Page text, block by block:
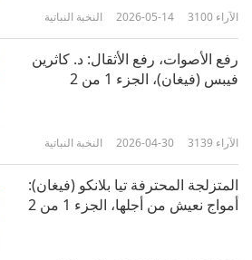
النخبة النباتية 2026-05-14 3100 الآراء
رفع الأصوات، رفع الأثقال: د. كاثرين
فيبس (فيغان)، الجزء 1 من 2
النخبة النباتية 2026-04-30 3139 الآراء
المتزلجة المحترفة تيا بلانكو (فيغان):
أمواج نعيش من أجلها، الجزء 1 من 2